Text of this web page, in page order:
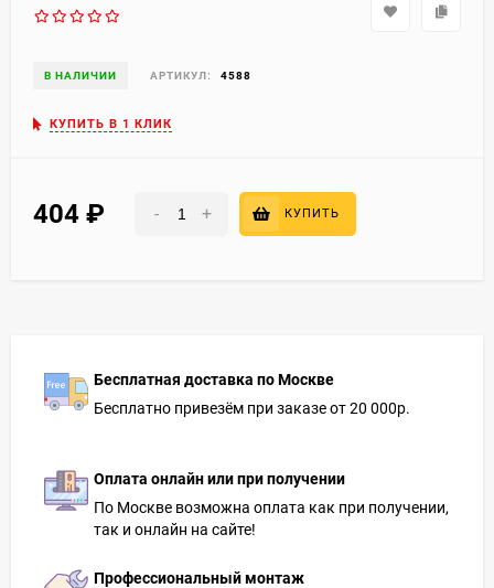
В НАЛИЧИИ АРТИКУЛ: 4588
КУПИТЬ В 1 КЛИК
404 - + КУПИТЬ
Бесплатная доставка по Москве
Бесплатно привезём при заказе от 20 000р.
Оплата онлайн или при получении
По Москве возможна оплата как при получении,
так и онлайн на сайте!
Профессиональный монтаж